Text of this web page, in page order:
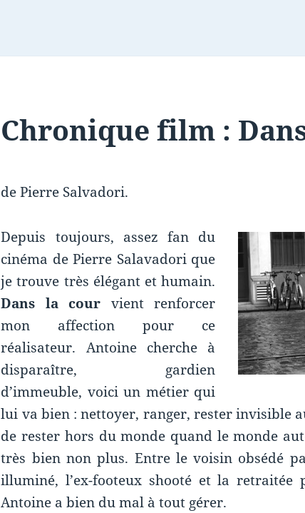
Chronique film :
de Pierre Salvadori.
Depuis toujours, assez fan du
cinéma de Pierre Salavadori que
je trouve très élégant et humain.
Dans la cour vient renforcer
mon affection pour ce
réalisateur. Antoine cherche à
disparaître, gardien
d’immeuble, voici un métier qui
lui va bien : nettoyer, ranger, rester invisible
de rester hors du monde quand le monde
très bien non plus. Entre le voisin obsédé
illuminé, l’ex-footeux shooté et la retraitée
Antoine a bien du mal à tout gérer.